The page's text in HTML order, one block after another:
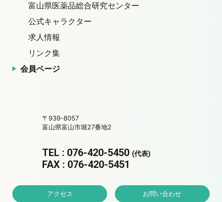
富山県医薬品総合研究センター
公式キャラクター
求人情報
リンク集
会員ページ
〒939-8057
富山県富山市堀27番地2
TEL : 076-420-5450 (代表)
FAX : 076-420-5451
アクセス お問い合わせ